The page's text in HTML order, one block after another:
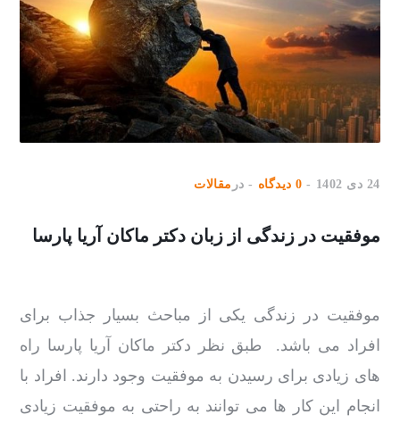
24 دی 1402 0 دیدگاه در مقالات
موفقیت در زندگی از زبان دکتر ماکان آریا پارسا
موفقیت در زندگی یکی از مباحث بسیار جذاب برای
افراد می‌ باشد. طبق نظر دکتر ماکان آریا پارسا راه‌
های زیادی برای رسیدن به موفقیت وجود دارند. افراد با
انجام این کار ها می‌ توانند به راحتی به موفقیت زیادی